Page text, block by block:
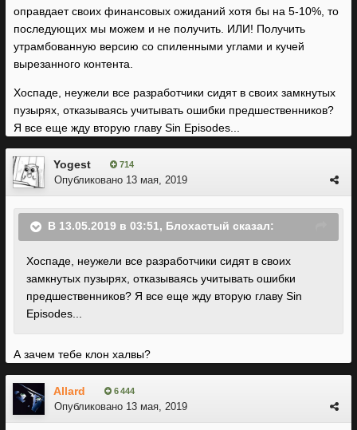
оправдает своих финансовых ожиданий хотя бы на 5-10%, то
последующих мы можем и не получить. ИЛИ! Получить
утрамбованную версию со спиленными углами и кучей
вырезанного контента.
Хоспаде, неужели все разработчики сидят в своих замкнутых
пузырях, отказываясь учитывать ошибки предшественников?
Я все еще жду вторую главу Sin Episodes...
Yogest 714
Опубликовано 13 мая, 2019
В 13.05.2019 в 03:51, Блохастый сказал:
Хоспаде, неужели все разработчики сидят в своих
замкнутых пузырях, отказываясь учитывать ошибки
предшественников? Я все еще жду вторую главу Sin
Episodes...
А зачем тебе клон халвы?
Allard 6 444
Опубликовано 13 мая, 2019